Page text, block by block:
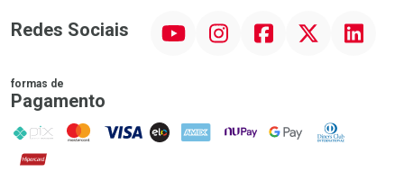
Redes Sociais InstagramFacebookTwitter Linkedin
formas de
Pagamento
PIX MasterCard
VISA ELO AMEX NuPay Google PayDiners Club
Hipercard